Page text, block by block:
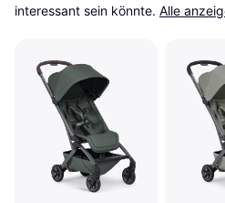
interessant sein könnte. Alle